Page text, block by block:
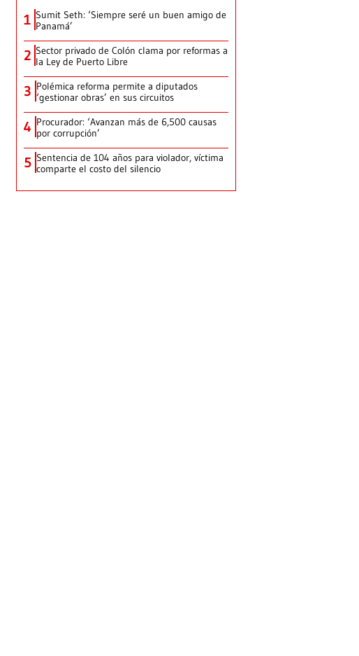
1 Sumit Seth: ‘Siempre seré un buen amigo de
Panamá’
2 Sector privado de Colón clama por reformas a
la Ley de Puerto Libre
3 Polémica reforma permite a diputados
‘gestionar obras’ en sus circuitos
4 Procurador: ‘Avanzan más de 6,500 causas
por corrupción’
5 Sentencia de 104 años para violador, víctima
comparte el costo del silencio